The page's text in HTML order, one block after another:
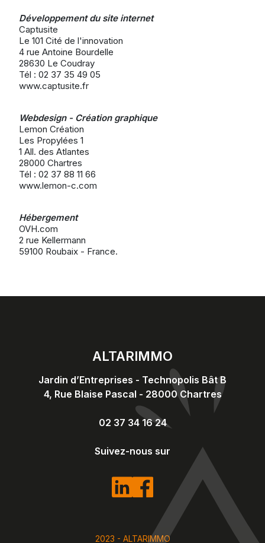
Développement du site internet
Captusite
Le 101 Cité de l'innovation
4 rue Antoine Bourdelle
28630 Le Coudray
Tél : 02 37 35 49 05
www.captusite.fr
Webdesign - Création graphique
Lemon Création
Les Propylées 1
1 All. des Atlantes
28000 Chartres
Tél : 02 37 88 11 66
www.lemon-c.com
Hébergement
OVH.com
2 rue Kellermann
59100 Roubaix - France.
ALTARIMMO
Jardin d’Entreprises - Technopolis Bât B
4, Rue Blaise Pascal - 28000Chartres
02 37 34 16 24
Suivez-nous sur
2023 - ALTARIMMO